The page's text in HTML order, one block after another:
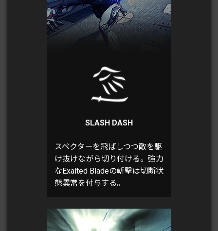
SLASH DASH
スペクターを飛ばしつつ敵を駆
け抜けながら切り付ける。強力
なExalted Bladeの斬撃は切断状
態異常を付与する。